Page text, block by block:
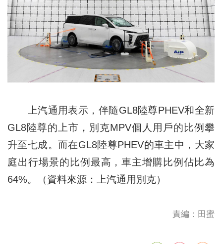
上汽通用表示，伴隨GL8陸尊PHEV和全新
GL8陸尊的上市，別克MPV個人用戶的比例攀
升至七成。而在GL8陸尊PHEV的車主中，大家
庭出行場景的比例最高，車主增購比例佔比為
64%。（資料來源：上汽通用別克）
責編：田蜜